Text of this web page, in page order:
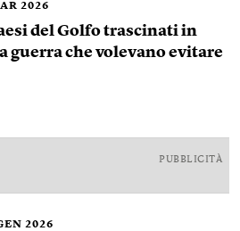
2026
del Golfo trascinati in
guerra che volevano evitare
PUBBLICITÀ
2026